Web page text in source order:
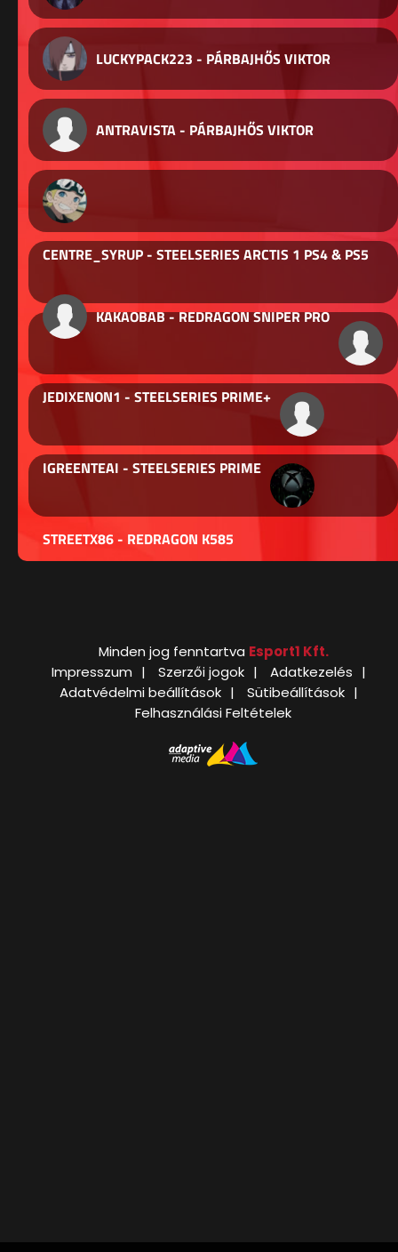
LUCKYPACK223 - PÁRBAJHŐS VIKTOR
ANTRAVISTA - PÁRBAJHŐS VIKTOR
CENTRE_SYRUP - STEELSERIES ARCTIS 1 PS4 & PS5
KAKAOBAB - REDRAGON SNIPER PRO
JEDIXENON1 - STEELSERIES PRIME+
IGREENTEAI - STEELSERIES PRIME
STREETX86 - REDRAGON K585
Minden jog fenntartva Esport1 Kft.
Impresszum
Szerzői jogok
Adatkezelés
Adatvédelmi beállítások
Sütibeállítások
Felhasználási Feltételek